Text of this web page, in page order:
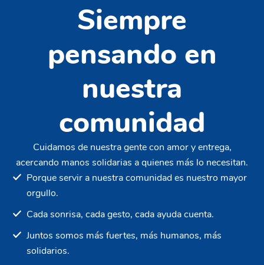
Siempre
pensando en
nuestra
comunidad
Cuidamos de nuestra gente con amor y entrega,
acercando manos solidarias a quienes más lo necesitan.
Porque servir a nuestra comunidad es nuestro mayor
orgullo.
Cada sonrisa, cada gesto, cada ayuda cuenta.
Juntos somos más fuertes, más humanos, más
solidarios.